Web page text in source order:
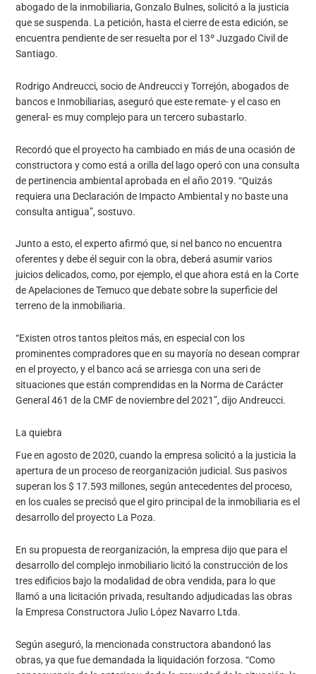
abogado de la inmobiliaria, Gonzalo Bulnes, solicitó a la justicia
que se suspenda. La petición, hasta el cierre de esta edición, se
encuentra pendiente de ser resuelta por el 13º Juzgado Civil de
Santiago.
Rodrigo Andreucci, socio de Andreucci y Torrejón, abogados de
bancos e Inmobiliarias, aseguró que este remate- y el caso en
general- es muy complejo para un tercero subastarlo.
Recordó que el proyecto ha cambiado en más de una ocasión de
constructora y como está a orilla del lago operó con una consulta
de pertinencia ambiental aprobada en el año 2019. “Quizás
requiera una Declaración de Impacto Ambiental y no baste una
consulta antigua”, sostuvo.
Junto a esto, el experto afirmó que, si nel banco no encuentra
oferentes y debe él seguir con la obra, deberá asumir varios
juicios delicados, como, por ejemplo, el que ahora está en la Corte
de Apelaciones de Temuco que debate sobre la superficie del
terreno de la inmobiliaria.
“Existen otros tantos pleitos más, en especial con los
prominentes compradores que en su mayoría no desean comprar
en el proyecto, y el banco acá se arriesga con una seri de
situaciones que están comprendidas en la Norma de Carácter
General 461 de la CMF de noviembre del 2021”, dijo Andreucci.
La quiebra
Fue en agosto de 2020, cuando la empresa solicitó a la justicia la
apertura de un proceso de reorganización judicial. Sus pasivos
superan los $ 17.593 millones, según antecedentes del proceso,
en los cuales se precisó que el giro principal de la inmobiliaria es el
desarrollo del proyecto La Poza.
En su propuesta de reorganización, la empresa dijo que para el
desarrollo del complejo inmobiliario licitó la construcción de los
tres edificios bajo la modalidad de obra vendida, para lo que
llamó a una licitación privada, resultando adjudicadas las obras
la Empresa Constructora Julio López Navarro Ltda.
Según aseguró, la mencionada constructora abandonó las
obras, ya que fue demandada la liquidación forzosa. “Como